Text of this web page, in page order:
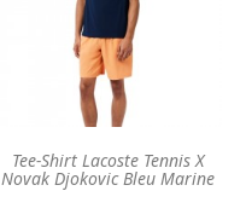
Tee-Shirt Lacoste Tennis X
Novak Djokovic Bleu Marine